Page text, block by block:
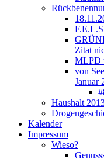
Zitat
MLPD
von
Januar
Haushalt
Kalender
Impressum
Wieso?